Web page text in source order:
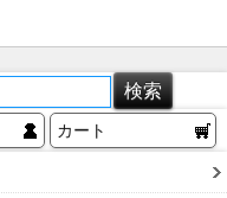
カート